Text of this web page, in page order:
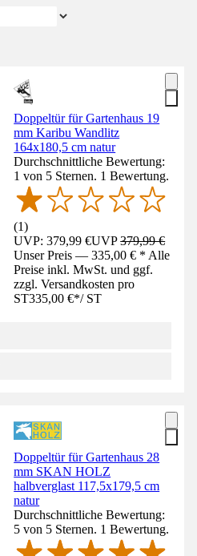
Doppeltür für Gartenhaus 19
mm Karibu Wandlitz
164x180,5 cm natur
Durchschnittliche Bewertung:
1 von 5 Sternen. 1 Bewertung.
(1)
UVP: 379,99 €UVP379,99 €
Unser Preis — 335,00 € * Alle
Preise inkl. MwSt. und ggf.
zzgl. Versandkosten pro
ST335,00 €*/ ST
Doppeltür für Gartenhaus 28
mm SKAN HOLZ
halbverglast 117,5x179,5 cm
natur
Durchschnittliche Bewertung:
5 von 5 Sternen. 1 Bewertung.